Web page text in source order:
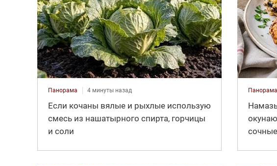
Панорама 4 минуты назад
Если кочаны вялые и рыхлые использую
смесь из нашатырного спирта, горчицы
и соли
Панорама